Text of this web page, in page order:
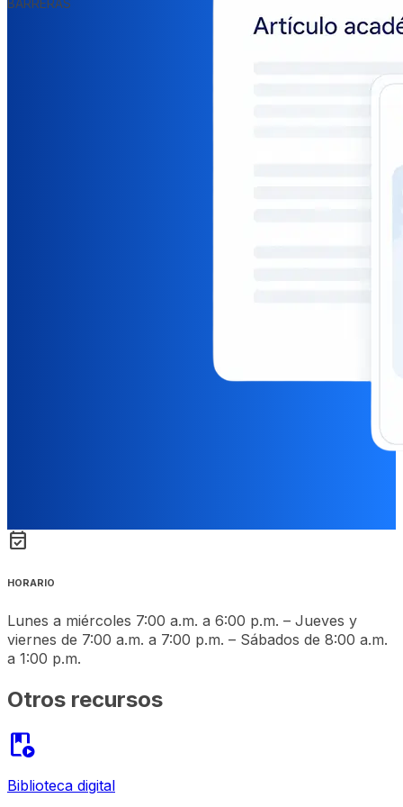
event_available
HORARIO
Lunes a miércoles 7:00 a.m. a 6:00 p.m. – Jueves y
viernes de 7:00 a.m. a 7:00 p.m. – Sábados de 8:00 a.m.
a 1:00 p.m.
Otros recursos
play_lesson
Biblioteca digital